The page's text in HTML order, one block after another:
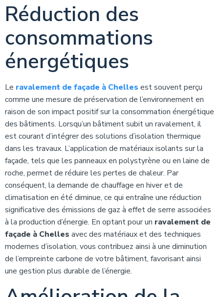
Réduction des
consommations
énergétiques
Le ravalement de façade à Chelles est souvent perçu
comme une mesure de préservation de l’environnement en
raison de son impact positif sur la consommation énergétique
des bâtiments. Lorsqu’un bâtiment subit un ravalement, il
est courant d’intégrer des solutions d’isolation thermique
dans les travaux. L’application de matériaux isolants sur la
façade, tels que les panneaux en polystyrène ou en laine de
roche, permet de réduire les pertes de chaleur. Par
conséquent, la demande de chauffage en hiver et de
climatisation en été diminue, ce qui entraîne une réduction
significative des émissions de gaz à effet de serre associées
à la production d’énergie. En optant pour un ravalement de
façade à Chelles avec des matériaux et des techniques
modernes d’isolation, vous contribuez ainsi à une diminution
de l’empreinte carbone de votre bâtiment, favorisant ainsi
une gestion plus durable de l’énergie.